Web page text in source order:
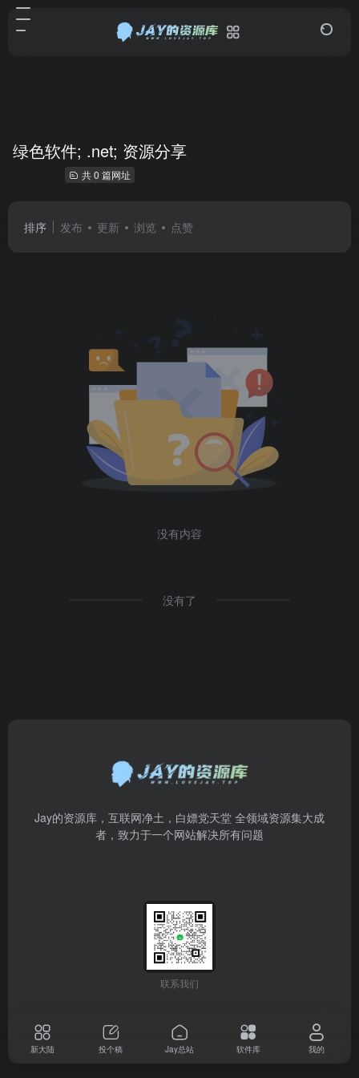
绿色软件; .net; 资源分享
共 0 篇网址
排序 发布 更新 浏览 点赞
没有内容
没有了
Jay的资源库，互联网净土，白嫖党天堂 全领域资源集大成
者，致力于一个网站解决所有问题
联系我们
新大陆 投个稿 Jay总站 软件库 我的